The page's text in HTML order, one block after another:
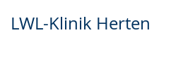
LWL-Klinik Herten